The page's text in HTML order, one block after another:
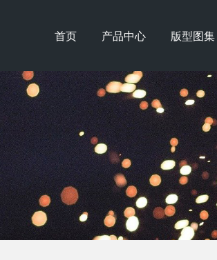
首页 产品中心 版型图集